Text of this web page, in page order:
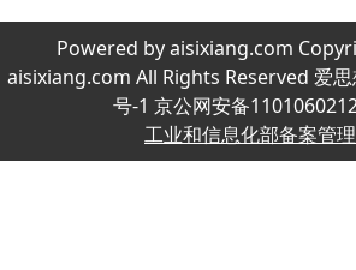
Powered by aisixiang.com
aisixiang.com All Rights Reserved 爱
号-1 京公网安备
工业和信息化部备案管